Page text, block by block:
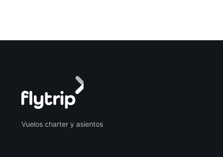
Vuelos charter y asientos